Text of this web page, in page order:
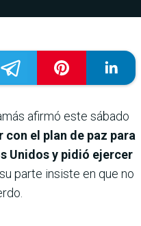
afirmó este sábado
con el plan de paz para
Unidos y pidió ejercer
parte insiste en que no